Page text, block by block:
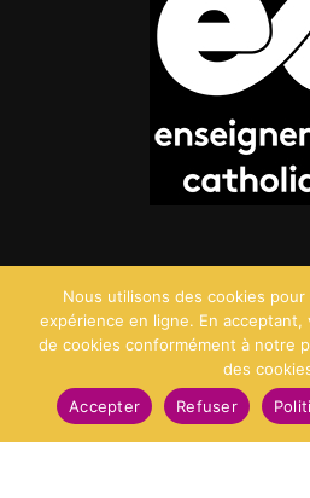
©2026 Saint Charles - Création :
Mentions Légales
Politique de
Nous utilisons des cookies
expérience en ligne. En
de cookies conformément à notre
des
Accepter
Refuser